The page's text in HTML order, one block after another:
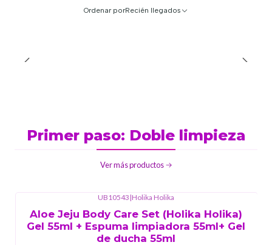
Ordenar porRecién llegados
Primer paso: Doble limpieza
Ver más productos
UB10543|Holika Holika
Aloe Jeju Body Care Set (Holika Holika)
Gel 55ml + Espuma limpiadora 55ml+ Gel
de ducha 55ml